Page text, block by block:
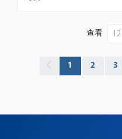
查看 12
1 2 3